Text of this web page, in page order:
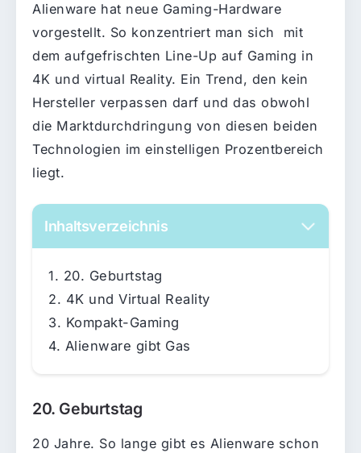
Alienware hat neue Gaming-Hardware
vorgestellt. So konzentriert man sich mit
dem aufgefrischten Line-Up auf Gaming in
4K und virtual Reality. Ein Trend, den kein
Hersteller verpassen darf und das obwohl
die Marktdurchdringung von diesen beiden
Technologien im einstelligen Prozentbereich
liegt.
Inhaltsverzeichnis
20. Geburtstag
4K und Virtual Reality
Kompakt-Gaming
Alienware gibt Gas
20. Geburtstag
20 Jahre. So lange gibt es Alienware schon